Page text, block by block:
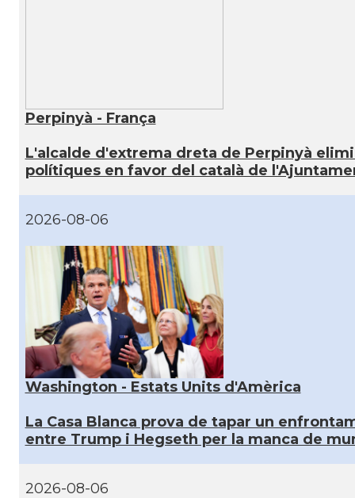
Perpinyà - França
L'alcalde d'extrema dreta de Perpinyà
polítiques en favor del català de
2026-08-06
Washington - Estats Units d'Amèrica
La Casa Blanca prova de tapar un
entre Trump i Hegseth per la manca de
2026-08-06